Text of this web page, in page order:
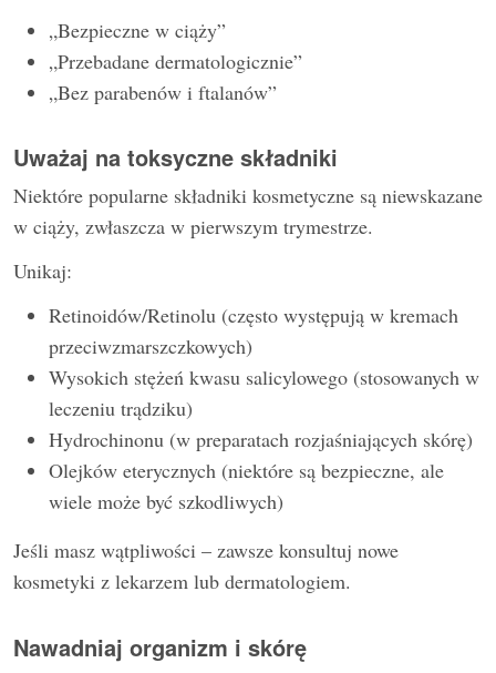
„Bezpieczne w ciąży”
„Przebadane dermatologicznie”
„Bez parabenów i ftalanów”
Uważaj na toksyczne składniki
Niektóre popularne składniki kosmetyczne są niewskazane
w ciąży, zwłaszcza w pierwszym trymestrze.
Unikaj:
Retinoidów/Retinolu (często występują w kremach
przeciwzmarszczkowych)
Wysokich stężeń kwasu salicylowego (stosowanych w
leczeniu trądziku)
Hydrochinonu (w preparatach rozjaśniających skórę)
Olejków eterycznych (niektóre są bezpieczne, ale
wiele może być szkodliwych)
Jeśli masz wątpliwości – zawsze konsultuj nowe
kosmetyki z lekarzem lub dermatologiem.
Nawadniaj organizm i skórę